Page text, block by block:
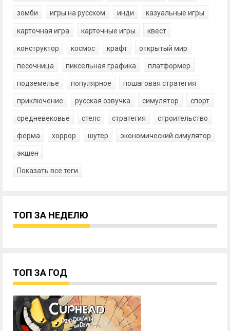
зомби игры на русском инди казуальные игры
карточная игра карточные игры квест
конструктор космос крафт открытый мир
песочница пиксельная графика платформер
подземелье популярное пошаговая стратегия
приключение русская озвучка симулятор спорт
средневековье стелс стратегия строительство
ферма хоррор шутер экономический симулятор
экшен
Показать все теги
ТОП ЗА НЕДЕЛЮ
ТОП ЗА ГОД